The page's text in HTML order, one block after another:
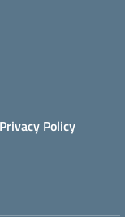
Privacy Policy